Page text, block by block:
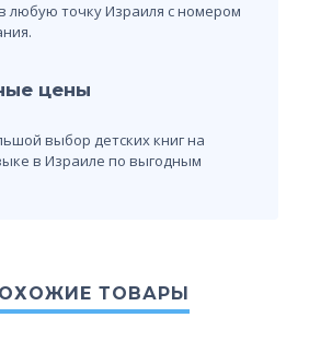
любую точку Израиля с номером
цены
выбор детских книг на
в Израиле по выгодным
ТОВАРЫ